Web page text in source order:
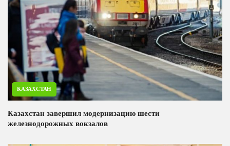
КАЗАХСТАН
Казахстан завершил модернизацию шести
железнодорожных вокзалов